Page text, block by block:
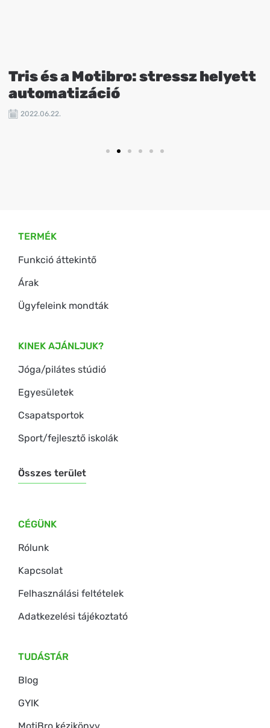
Tris és a Motibro: stressz helyett
automatizáció
2022.06.22.
TERMÉK
Funkció áttekintő
Árak
Ügyfeleink mondták
KINEK AJÁNLJUK?
Jóga/pilátes stúdió
Egyesületek
Csapatsportok
Sport/fejlesztő iskolák
Összes terület
CÉGÜNK
Rólunk
Kapcsolat
Felhasználási feltételek
Adatkezelési tájékoztató
TUDÁSTÁR
Blog
GYIK